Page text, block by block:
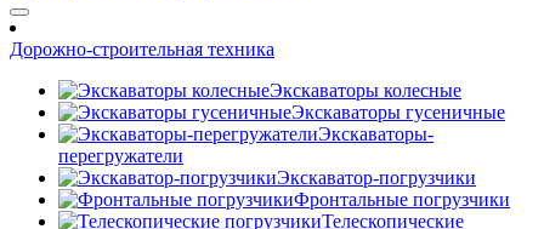
Дорожно-строительная техника
Экскаваторы колесные
Экскаваторы гусеничные
Экскаваторы-
перегружатели
Экскаватор-погрузчики
Фронтальные погрузчики
Телескопические